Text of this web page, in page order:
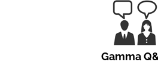
Gamma